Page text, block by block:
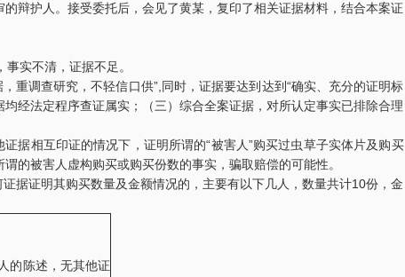
辩护人。接受委托后，会见了黄某，复印了相关证据材料，结合本案证
实不清，证据不足。
重调查研究，不轻信口供”,同时，证据要达到达到“确实、充分的证明标
经法定程序查证属实；（三）综合全案证据，对所认定事实已排除合理
据相互印证的情况下，证明所谓的“被害人”购买过虫草子实体片及购买
的被害人虚构购买或购买份数的事实，骗取赔偿的可能性。
据证明其购买数量及金额情况的，主要有以下几人，数量共计10份，金
的陈述，无其他证